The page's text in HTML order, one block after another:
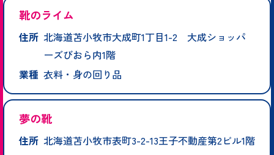
靴のライム
住所 北海道苫小牧市大成町1丁目1-2 大成ショッパ
ーズびおら内1階
業種 衣料・身の回り品
夢の靴
住所 北海道苫小牧市表町3-2-13王子不動産第2ビル1階